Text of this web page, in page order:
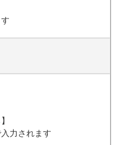
】
力されます